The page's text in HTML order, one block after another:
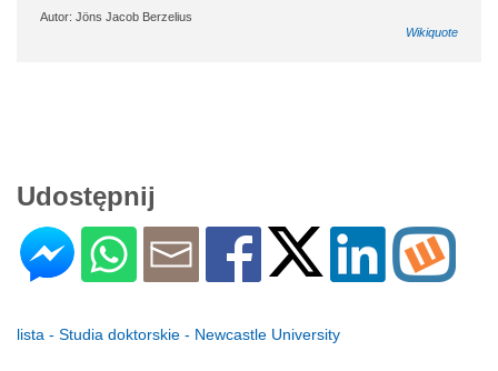
Autor: Jöns Jacob Berzelius
Wikiquote
Udostępnij
lista - Studia doktorskie - Newcastle University